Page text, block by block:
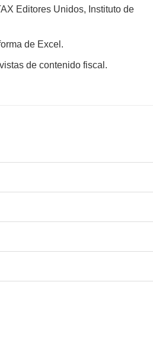
Editores Unidos, Instituto de
de Excel.
de contenido fiscal.